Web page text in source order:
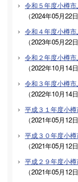
令和５年度小樽
（2024年05月22日
令和４年度小樽
（2023年05月22日
令和２年度小樽
（2022年10月14日
令和３年度小樽
（2022年10月14日
平成３１年度小
（2021年05月12日
平成３０年度小
（2021年05月12日
平成２９年度小
（2021年05月12日